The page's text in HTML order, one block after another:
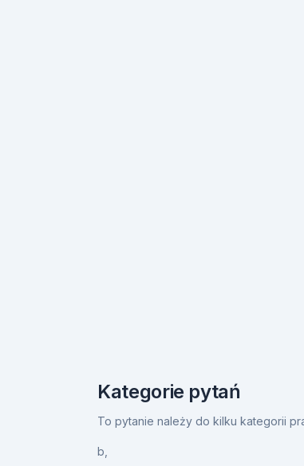
Kategorie pytań
To pytanie należy do kilku kategorii
b,